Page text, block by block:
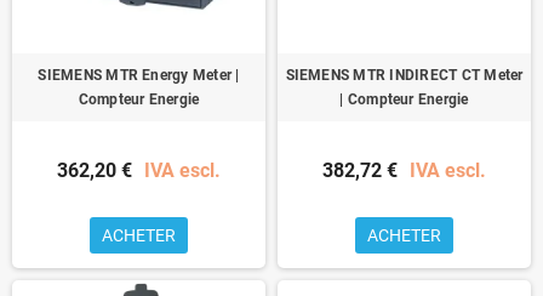
SIEMENS MTR Energy Meter |
Compteur Energie
362,20 € IVA escl.
ACHETER
SIEMENS MTR INDIRECT CT Meter
| Compteur Energie
382,72 € IVA escl.
ACHETER